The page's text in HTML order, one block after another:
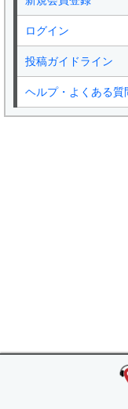
ログイン
投稿ガイドライン
ヘルプ・よくある質